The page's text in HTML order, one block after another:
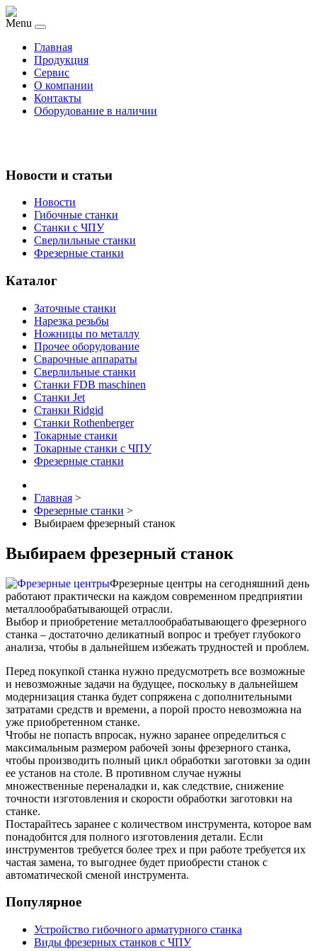
Menu
Главная
Продукция
Сервис
О компании
Контакты
Оборудование в наличии
Новости и статьи
Новости
Гибочные станки
Станки с ЧПУ
Сверлильные станки
Фрезерные станки
Каталог
Заточные станки
Нарезка резьбы
Ножницы по металлу
Прочее оборудование
Сварочные аппараты
Сверлильные станки
Станки FDB maschinen
Станки Jet
Станки Ridgid
Станки Rothenberger
Токарные станки
Токарные станки с ЧПУ
Фрезерные станки
Главная >
Фрезерные станки >
Выбираем фрезерный станок
Выбираем фрезерный станок
Фрезерные центры на сегодняшний день
работают практически на каждом современном предприятии
металлообрабатывающей отрасли.
Выбор и приобретение металлообрабатывающего фрезерного
станка – достаточно деликатный вопрос и требует глубокого
анализа, чтобы в дальнейшем избежать трудностей и проблем.
Перед покупкой станка нужно предусмотреть все возможные
и невозможные задачи на будущее, поскольку в дальнейшем
модернизация станка будет сопряжена с дополнительными
затратами средств и времени, а порой просто невозможна на
уже приобретенном станке.
Чтобы не попасть впросак, нужно заранее определиться с
максимальным размером рабочей зоны фрезерного станка,
чтобы производить полный цикл обработки заготовки за один
ее установ на столе. В противном случае нужны
множественные переналадки и, как следствие, снижение
точности изготовления и скорости обработки заготовки на
станке.
Постарайтесь заранее с количеством инструмента, которое вам
понадобится для полного изготовления детали. Если
инструментов требуется более трех и при работе требуется их
частая замена, то выгоднее будет приобрести станок с
автоматической сменой инструмента.
Популярное
Устройство гибочного арматурного станка
Виды фрезерных станков с ЧПУ